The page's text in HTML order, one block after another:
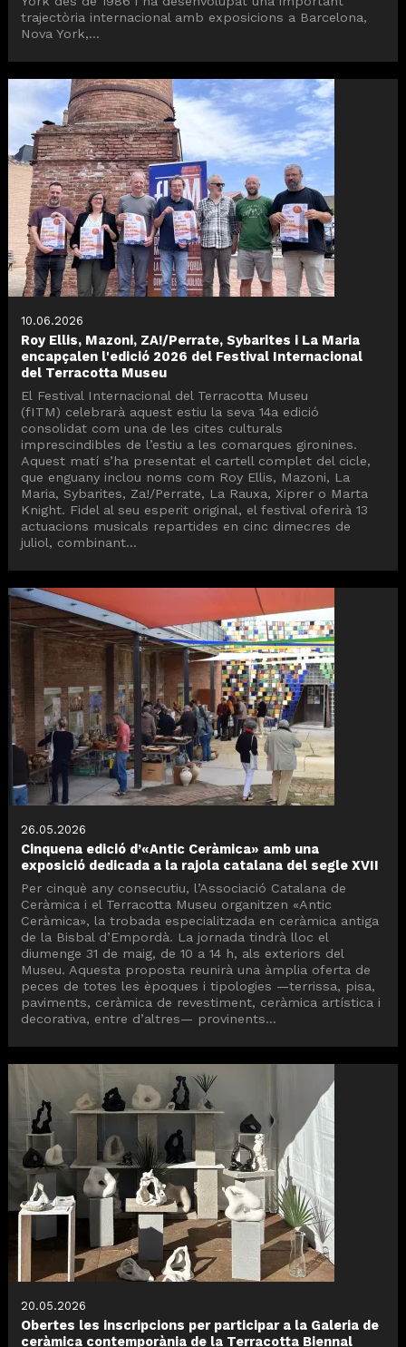
trajectòria internacional amb exposicions a Barcelona,
Nova York,...
10.06.2026
Roy Ellis, Mazoni, ZA!/Perrate, Sybarites i La Maria
encapçalen l'edició 2026 del Festival Internacional
del Terracotta Museu
El Festival Internacional del Terracotta Museu
(fITM) celebrarà aquest estiu la seva 14a edició
consolidat com una de les cites culturals
imprescindibles de l’estiu a les comarques gironines.
Aquest matí s’ha presentat el cartell complet del cicle,
que enguany inclou noms com Roy Ellis, Mazoni, La
Maria, Sybarites, Za!/Perrate, La Rauxa, Xiprer o Marta
Knight. Fidel al seu esperit original, el festival oferirà 13
actuacions musicals repartides en cinc dimecres de
juliol, combinant...
26.05.2026
Cinquena edició d’«Antic Ceràmica» amb una
exposició dedicada a la rajola catalana del segle XVII
Per cinquè any consecutiu, l’Associació Catalana de
Ceràmica i el Terracotta Museu organitzen «Antic
Ceràmica», la trobada especialitzada en ceràmica antiga
de la Bisbal d’Empordà. La jornada tindrà lloc el
diumenge 31 de maig, de 10 a 14 h, als exteriors del
Museu. Aquesta proposta reunirà una àmplia oferta de
peces de totes les èpoques i tipologies —terrissa, pisa,
paviments, ceràmica de revestiment, ceràmica artística i
decorativa, entre d’altres— provinents...
20.05.2026
Obertes les inscripcions per participar a la Galeria de
ceràmica contemporània de la Terracotta Biennal